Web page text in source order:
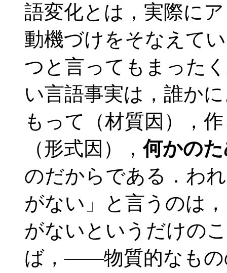
語変化とは，実際に
動機づけをそなえて
つと言ってもまった
い言語事実は，誰か
もって（材質因），
（形式因），何かの
のだからである．わ
がない」と言うのは
がないというだけの
ば，――物質的なも